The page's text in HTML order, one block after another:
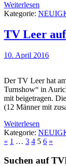
Weiterlesen
Kategorie:
TV Leer
10. April 2016
Der TV Leer hat
Turnshow“ in
mit beigetragen.
(12 Männer mit
Weiterlesen
Kategorie:
« 1 … 3 4 5 6 »
Suchen auf